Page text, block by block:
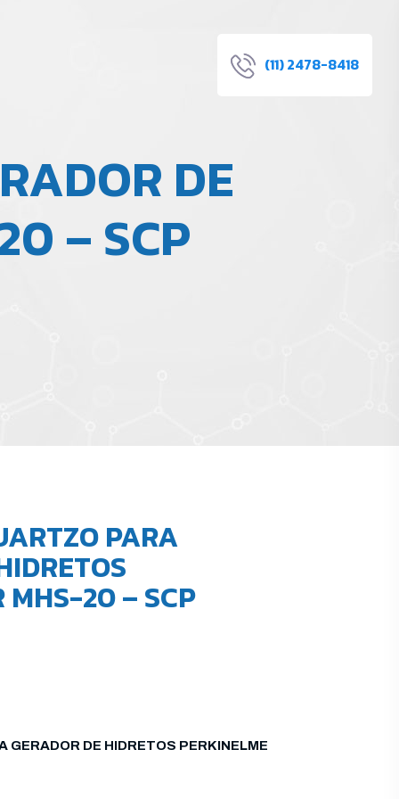
(11) 2478-8418
DE
– SCP
PARA
MHS-20 – SCP
GERADOR DE HIDRETOS PERKINELME